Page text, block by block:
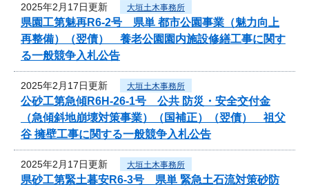
2025年2月17日更新 大垣土木事務所
県園工第魅再R6-2号 県単 都市公園事業（魅力向上
再整備）（翌債） 養老公園園内施設修繕工事に関す
る一般競争入札公告
2025年2月17日更新 大垣土木事務所
公砂工第急傾R6H-26-1号 公共 防災・安全交付金
（急傾斜地崩壊対策事業）（国補正）（翌債） 祖父
谷 擁壁工事に関する一般競争入札公告
2025年2月17日更新 大垣土木事務所
県砂工第緊土暮安R6-3号 県単 緊急土石流対策砂防